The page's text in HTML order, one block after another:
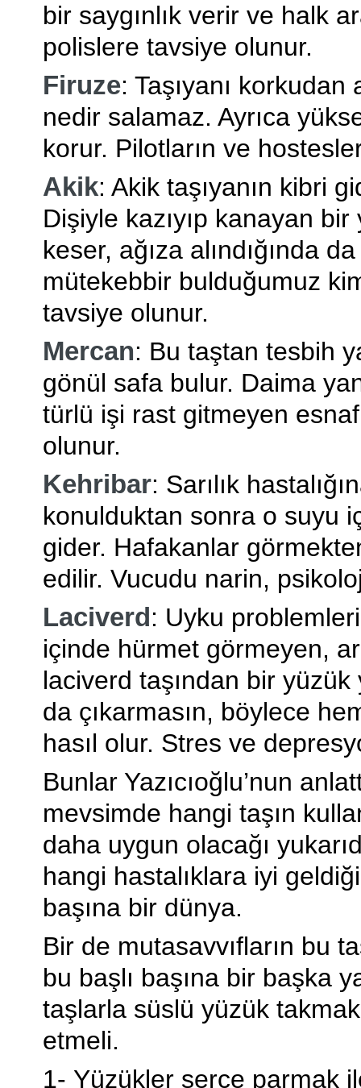
bir saygınlık verir ve halk
polislere tavsiye olunur.
Firuze: Taşıyanı
nedir salamaz. Ayrıca
korur. Pilotların ve
Akik: Akik taşıyanın kibri
Dişiyle kazıyıp kanayan
keser, ağıza alındığında
mütekebbir bulduğumuz
tavsiye olunur.
Mercan: Bu taştan tesbih
gönül safa bulur. Daima
türlü işi rast gitmeyen
olunur.
Kehribar: Sarılık
konulduktan sonra o suyu
gider. Hafakanlar
edilir. Vucudu narin,
Laciverd : Uyku
içinde hürmet görmeyen,
laciverd taşından bir yüzük
da çıkarmasın, böylece
hasıl olur. Stres ve
Bunlar Yazıcıoğlu’nun
mevsimde hangi taşın
daha uygun olacağı
hangi hastalıklara iyi
başına bir dünya.
Bir de mutasavvıfların bu
bu başlı başına bir başka
taşlarla süslü yüzük
etmeli.
1- Yüzükler serçe parmak